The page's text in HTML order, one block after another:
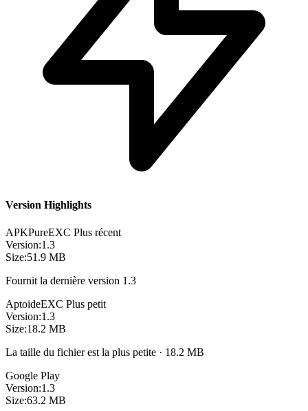
Version Highlights
APKPureEXC Plus récent
Version:1.3
Size:51.9 MB
Fournit la dernière version 1.3
AptoideEXC Plus petit
Version:1.3
Size:18.2 MB
La taille du fichier est la plus petite · 18.2 MB
Google Play
Version:1.3
Size:63.2 MB